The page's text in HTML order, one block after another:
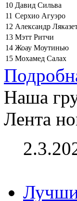
10 Давид Сильва
11 Серхио Агуэро
12 Александр
13 Мэтт Ритчи
14 Жоау Моутинью
15 Мохамед Салах
Наша
Лента